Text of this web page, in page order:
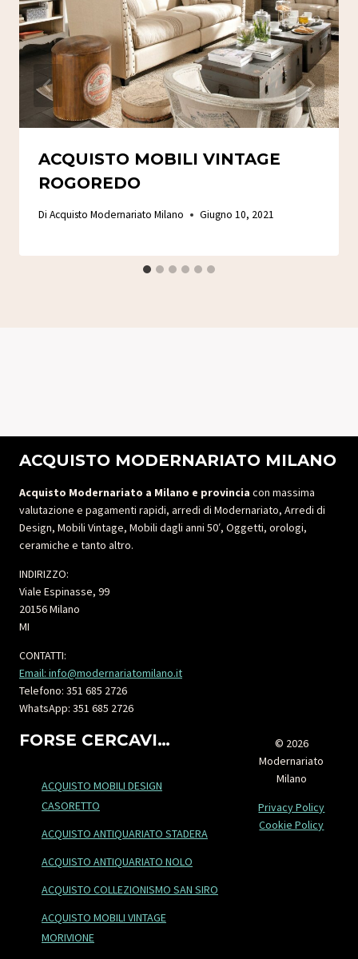
ACQUISTO MOBILI VINTAGE
ROGOREDO
Di Acquisto Modernariato Milano Giugno 10, 2021
ACQUISTO MODERNARIATO MILANO
Acquisto Modernariato a Milano e provincia con massima
valutazione e pagamenti rapidi, arredi di Modernariato, Arredi di
Design, Mobili Vintage, Mobili dagli anni 50′, Oggetti, orologi,
ceramiche e tanto altro.
INDIRIZZO:
Viale Espinasse, 99
20156 Milano
MI
CONTATTI:
Email: info@modernariatomilano.it
Telefono: 351 685 2726
WhatsApp: 351 685 2726
FORSE CERCAVI…
ACQUISTO MOBILI DESIGN
CASORETTO
ACQUISTO ANTIQUARIATO STADERA
ACQUISTO ANTIQUARIATO NOLO
ACQUISTO COLLEZIONISMO SAN SIRO
ACQUISTO MOBILI VINTAGE
MORIVIONE
© 2026
Modernariato
Milano
Privacy Policy
Cookie Policy